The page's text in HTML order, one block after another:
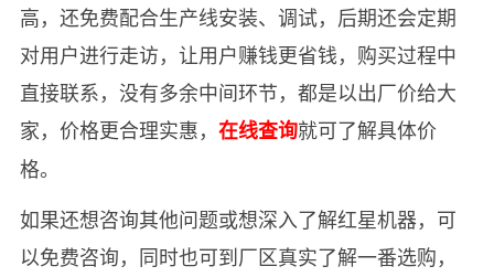
高，还免费配合生产线安装、调试，后期还会定期
对用户进行走访，让用户赚钱更省钱，购买过程中
直接联系，没有多余中间环节，都是以出厂价给大
家，价格更合理实惠， 在线查询就可了解具体价
格。
如果还想咨询其他问题或想深入了解红星机器，可
以免费咨询，同时也可到厂区真实了解一番选购，